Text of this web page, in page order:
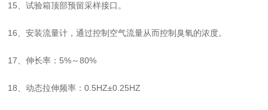
15、试验箱顶部预留采样接口。
16、安装流量计，通过控制空气流量从而控制臭氧的浓度。
17、伸长率：5%～80%
18、动态拉伸频率：0.5HZ±0.25HZ